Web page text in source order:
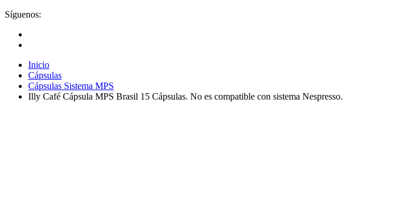
Síguenos:
Inicio
Cápsulas
Cápsulas Sistema MPS
Illy Café Cápsula MPS Brasil 15 Cápsulas. No es compatible con sistema Nespresso.